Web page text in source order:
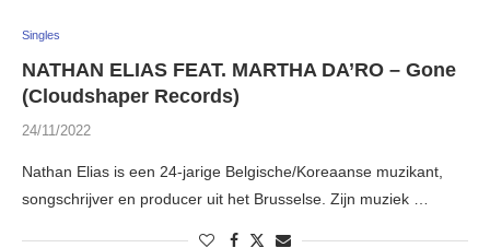
Singles
NATHAN ELIAS FEAT. MARTHA DA’RO – Gone
(Cloudshaper Records)
24/11/2022
Nathan Elias is een 24-jarige Belgische/Koreaanse muzikant,
songschrijver en producer uit het Brusselse. Zijn muziek …